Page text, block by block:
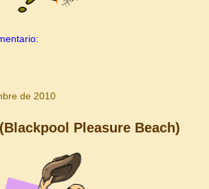
de 2010
Pleasure Beach)